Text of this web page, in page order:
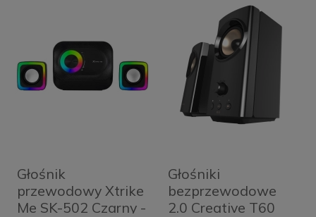
Głośnik
przewodowy Xtrike
Me SK-502 Czarny -
Głośniki
bezprzewodowe
2.0 Creative T60